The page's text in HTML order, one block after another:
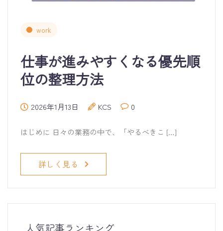
work
仕事が進みやすくなる優先順
位の整理方法
2026年1月13日 KCS 0
はじめに 日々の業務の中で、「やるべきこ […]
詳しく見る
人気記事ランキング